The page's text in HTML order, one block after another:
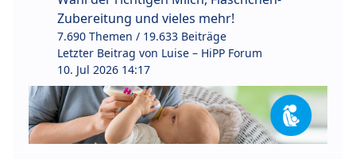
Zubereitung und vieles mehr!
7.690 Themen / 19.633 Beiträge
Letzter Beitrag von Luise – HiPP Forum
10. Jul 2026 14:17